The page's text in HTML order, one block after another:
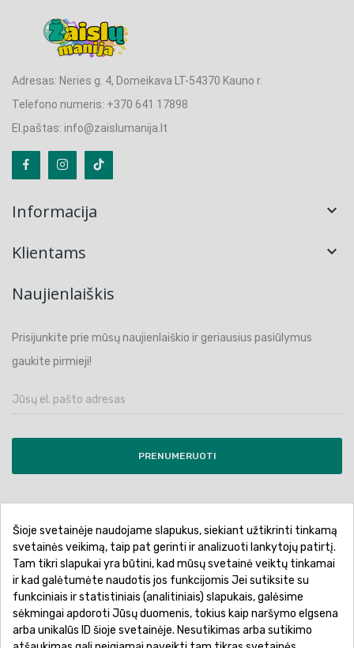
Adresas: Neries g. 4, Domeikava LT-54370 Kauno r.
Telefono numeris: +370 641 17898
El.paštas: info@zaislumanija.lt
Informacija 
Klientams 
Naujienlaiškis
Prisijunkite prie mūsų naujienlaiškio ir geriausius pasiūlymus
gaukite pirmieji!
PRENUMERUOTI
Pirkimo sąlygos ir taisyklės
Privatumo politika
Garantinis aptarnavimas
Prekių pristatymas
Prekių grąžinimas
Atsiskaitymo būdai
Šioje svetainėje naudojame slapukus, siekiant užtikrinti tinkamą
svetainės veikimą, taip pat gerinti ir analizuoti lankytojų patirtį.
Tam tikri slapukai yra būtini, kad mūsų svetainė veiktų tinkamai
ir kad galėtumėte naudotis jos funkcijomis Jei sutiksite su
funkciniais ir statistiniais (analitiniais) slapukais, galėsime
sėkmingai apdoroti Jūsų duomenis, tokius kaip naršymo elgsena
arba unikalūs ID šioje svetainėje. Nesutikimas arba sutikimo